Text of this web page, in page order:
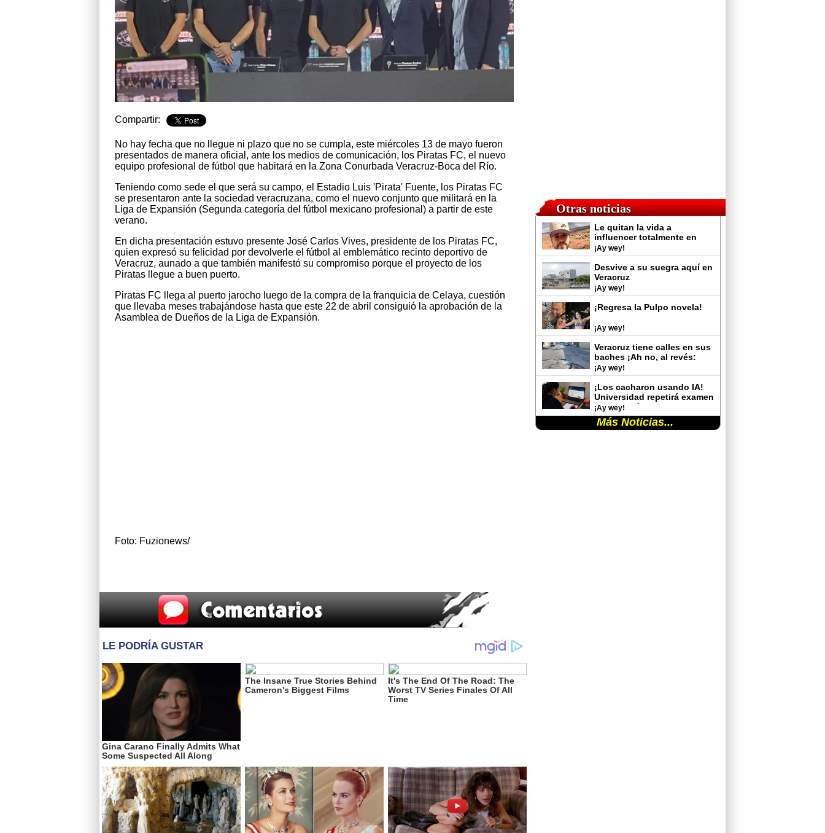
Otras noticias
Le quitan la vida a
influencer totalmente en
vivo
¡Ay wey!
Desvive a su suegra aquí en
Veracruz
¡Ay wey!
¡Regresa la Pulpo novela!
¡Ay wey!
Veracruz tiene calles en sus
baches ¡Ah no, al revés:
baches en sus calles!
¡Ay wey!
¡Los cacharon usando IA!
Universidad repetirá examen
de admisión tras detectar
trampas de aspirantes
¡Ay wey!
Más Noticias...
Compartir:
No hay fecha que no llegue ni plazo que no se cumpla, este miércoles 13 de mayo fueron
presentados de manera oficial, ante los medios de comunicación, los Piratas FC, el nuevo
equipo profesional de fútbol que habitará en la Zona Conurbada Veracruz-Boca del Río.
Teniendo como sede el que será su campo, el Estadio Luis 'Pirata' Fuente, los Piratas FC
se presentaron ante la sociedad veracruzana, como el nuevo conjunto que militará en la
Liga de Expansión (Segunda categoría del fútbol mexicano profesional) a partir de este
verano.
En dicha presentación estuvo presente José Carlos Vives, presidente de los Piratas FC,
quien expresó su felicidad por devolverle el fútbol al emblemático recinto deportivo de
Veracruz, aunado a que también manifestó su compromiso porque el proyecto de los
Piratas llegue a buen puerto.
Piratas FC llega al puerto jarocho luego de la compra de la franquicia de Celaya, cuestión
que llevaba meses trabajándose hasta que este 22 de abril consiguió la aprobación de la
Asamblea de Dueños de la Liga de Expansión.
Foto: Fuzionews/